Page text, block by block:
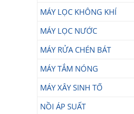
MÁY LỌC KHÔNG KHÍ
MÁY LỌC NƯỚC
MÁY RỬA CHÉN BÁT
MÁY TẮM NÓNG
MÁY XÂY SINH TỐ
NỒI ÁP SUẤT
Nồi cơm điện Sharp
-8%